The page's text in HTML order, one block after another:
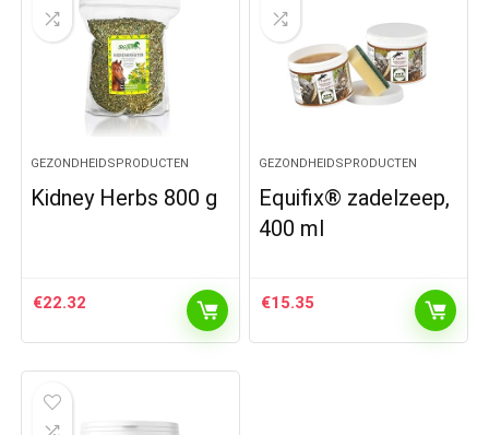
GEZONDHEIDSPRODUCTEN
Kidney Herbs 800 g
€22.32
GEZONDHEIDSPRODUCTEN
Equifix® zadelzeep,
400 ml
€15.35